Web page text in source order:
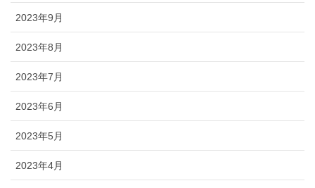
2023年9月
2023年8月
2023年7月
2023年6月
2023年5月
2023年4月